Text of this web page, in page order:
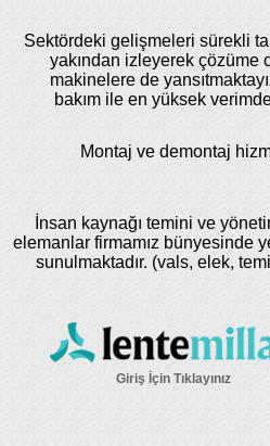
Sektördeki gelişmeleri sürekli
yakından izleyerek çözüme
makinelere de
bakım ile en yüksek
Montaj ve demontaj
İnsan kaynağı temini ve
elemanlar firmamız bünyesinde
sunulmaktadır. (vals, elek,
Giriş İçin Tıklayınız